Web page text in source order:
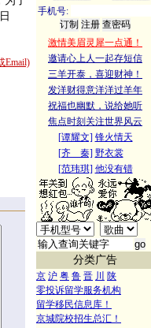
Email)
手机号:
激情美眉灵犀一点通！
邀请心上人一起存短信
三羊开泰，喜迎财神！
发洋财得意洋洋过羊年
祝福也幽默，说给她听
焦点时刻关注世界风云
[谭耀文] 锋火情天
[齐 秦] 野衣裳
[范玮琪] 他没有错
分类广告
京 沪 粤 鲁 晋 川
陕
零投诉留学服务机构
留学移民信息库！
京城院校招生总汇！